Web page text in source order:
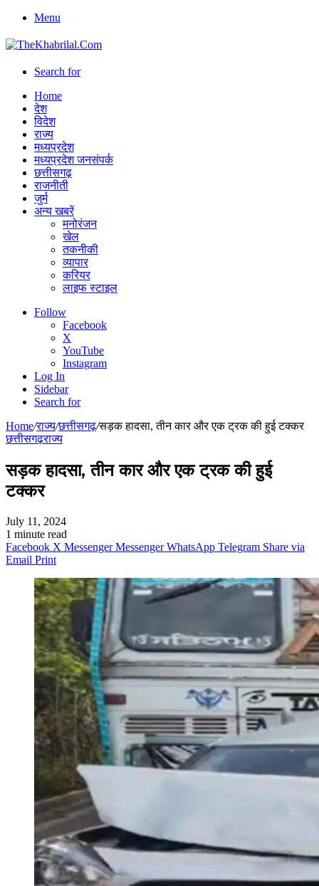
Menu
Search for
Home
देश
विदेश
राज्य
मध्यप्रदेश
मध्यप्रदेश जनसंपर्क
छत्तीसगढ़
राजनीती
जुर्म
अन्य खबरें
मनोरंजन
खेल
तकनीकी
व्यापार
करियर
लाइफ स्टाइल
Follow
Facebook
X
YouTube
Instagram
Log In
Sidebar
Search for
Home/राज्य/छत्तीसगढ़/सड़क हादसा, तीन कार और एक ट्रक की हुई टक्कर
छत्तीसगढ़राज्य
सड़क हादसा, तीन कार और एक ट्रक की हुई
टक्कर
July 11, 2024
1 minute read
Facebook X Messenger Messenger WhatsApp Telegram Share via
Email Print